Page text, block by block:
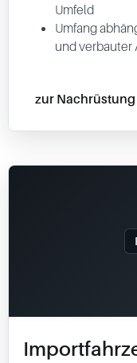
Umfeld
Umfang
und verbauter
zur Nachrüstung